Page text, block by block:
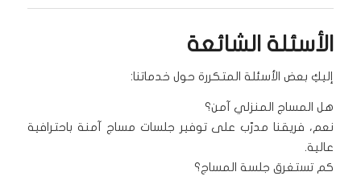
الأسئلة الشائعة
إليكِ بعض الأسئلة المتكررة حول خدماتنا:
هل المساج المنزلي آمن؟
نعم، فريقنا مدرّب على توفير جلسات مساج آمنة باحترافية
عالية.
كم تستغرق جلسة المساج؟